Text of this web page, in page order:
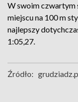
W swoim czwartym
miejscu na 100 m
najlepszy
1:05,27.
Źródło: